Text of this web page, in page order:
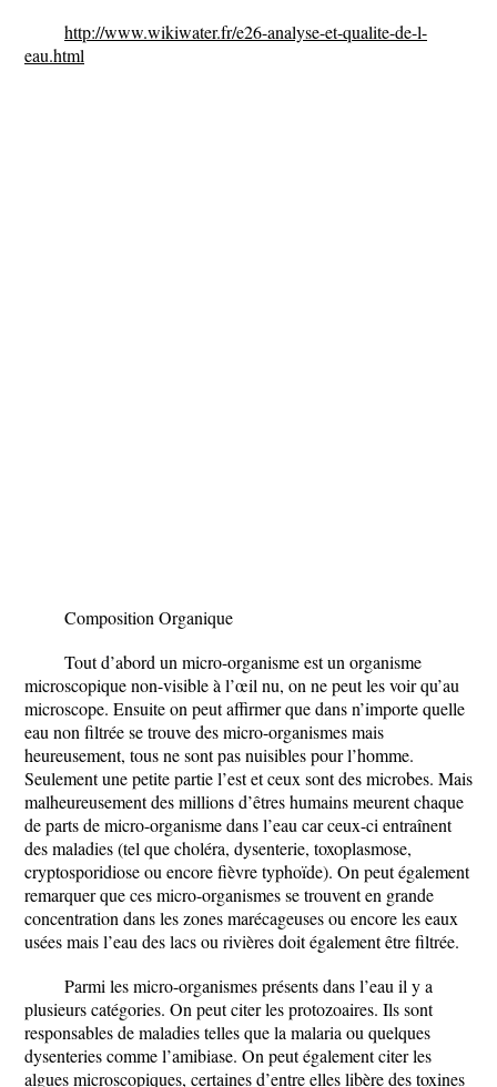
http://www.wikiwater.fr/e26-analyse-et-qualite-de-l-
eau.html
Composition Organique
Tout d’abord un micro-organisme est un organisme
microscopique non-visible à l’œil nu, on ne peut les voir qu’au
microscope. Ensuite on peut affirmer que dans n’importe quelle
eau non filtrée se trouve des micro-organismes mais
heureusement, tous ne sont pas nuisibles pour l’homme.
Seulement une petite partie l’est et ceux sont des microbes. Mais
malheureusement des millions d’êtres humains meurent chaque
de parts de micro-organisme dans l’eau car ceux-ci entraînent
des maladies (tel que choléra, dysenterie, toxoplasmose,
cryptosporidiose ou encore fièvre typhoïde). On peut également
remarquer que ces micro-organismes se trouvent en grande
concentration dans les zones marécageuses ou encore les eaux
usées mais l’eau des lacs ou rivières doit également être filtrée.
Parmi les micro-organismes présents dans l’eau il y a
plusieurs catégories. On peut citer les protozoaires. Ils sont
responsables de maladies telles que la malaria ou quelques
dysenteries comme l’amibiase. On peut également citer les
algues microscopiques, certaines d’entre elles libère des toxines